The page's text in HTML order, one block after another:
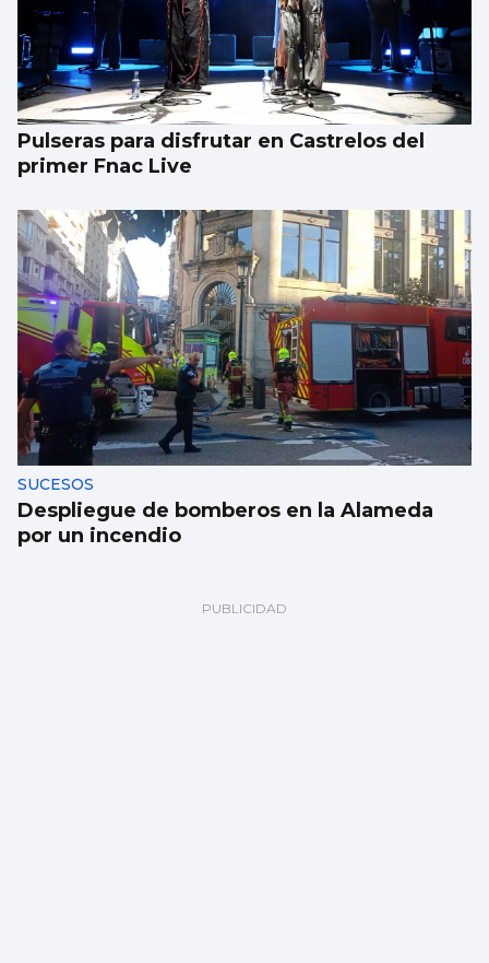
Pulseras para disfrutar en Castrelos del
primer Fnac Live
SUCESOS
Despliegue de bomberos en la Alameda
por un incendio